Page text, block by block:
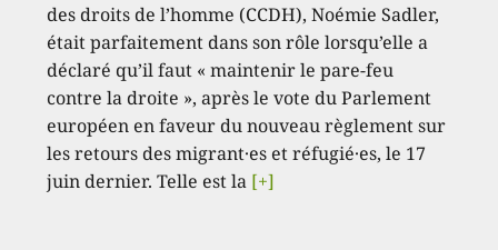
des droits de l’homme (CCDH), Noémie Sadler,
était parfaitement dans son rôle lorsqu’elle a
déclaré qu’il faut « maintenir le pare-feu
contre la droite », après le vote du Parlement
européen en faveur du nouveau règlement sur
les retours des migrant·es et réfugié·es, le 17
juin dernier. Telle est la [+]